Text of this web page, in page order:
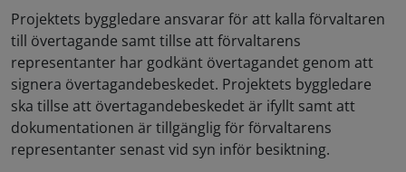
Projektets byggledare ansvarar för att kalla förvaltaren
till övertagande samt tillse att förvaltarens
representanter har godkänt övertagandet genom att
signera övertagandebeskedet. Projektets byggledare
ska tillse att övertagandebeskedet är ifyllt samt att
dokumentationen är tillgänglig för förvaltarens
representanter senast vid syn inför besiktning.